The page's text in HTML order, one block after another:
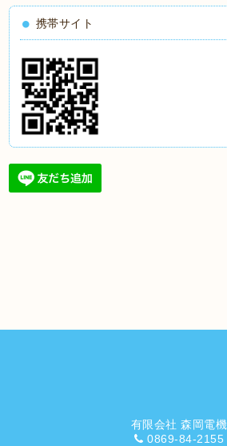
携帯サイト
有限会社 森岡電機
0869-84-2155